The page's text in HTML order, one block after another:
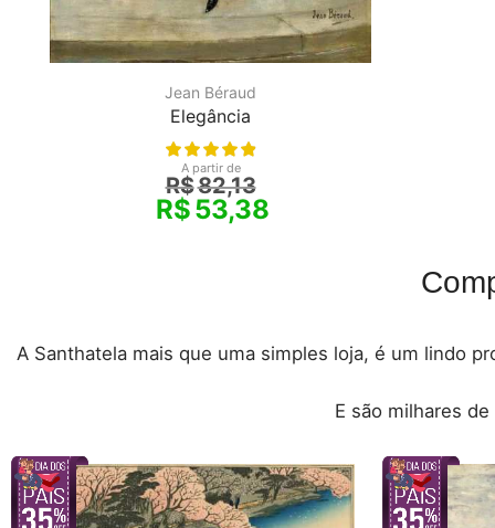
Jean Béraud
Elegância
A partir de
R$82,13
R$53,38
A Santhatela mais que uma simples loja, é um lindo
E são milhares